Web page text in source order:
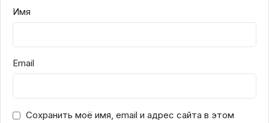
Имя
Email
Сохранить моё имя, email и адрес сайта в этом